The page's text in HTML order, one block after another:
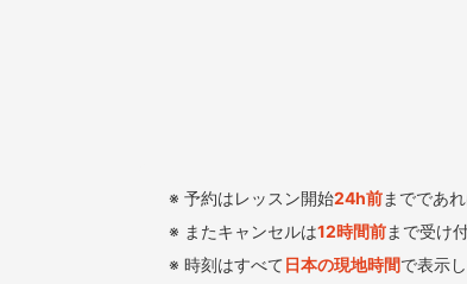
予約はレッスン開始24h前までであ
またキャンセルは12時間前まで受け
時刻はすべて 日本の現地時間で表示